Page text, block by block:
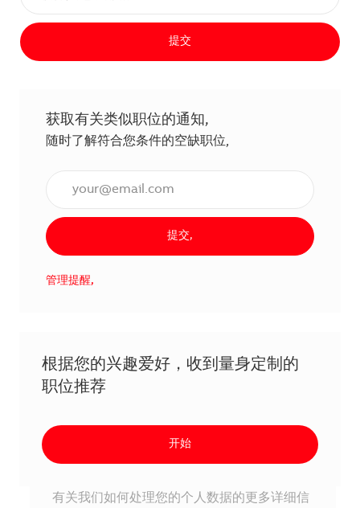
提交
获取有关类似职位的通知,
随时了解符合您条件的空缺职位,
提交,
管理提醒,
根据您的兴趣爱好，收到量身定制的
职位推荐
开始
有关我们如何处理您的个人数据的更多详细信